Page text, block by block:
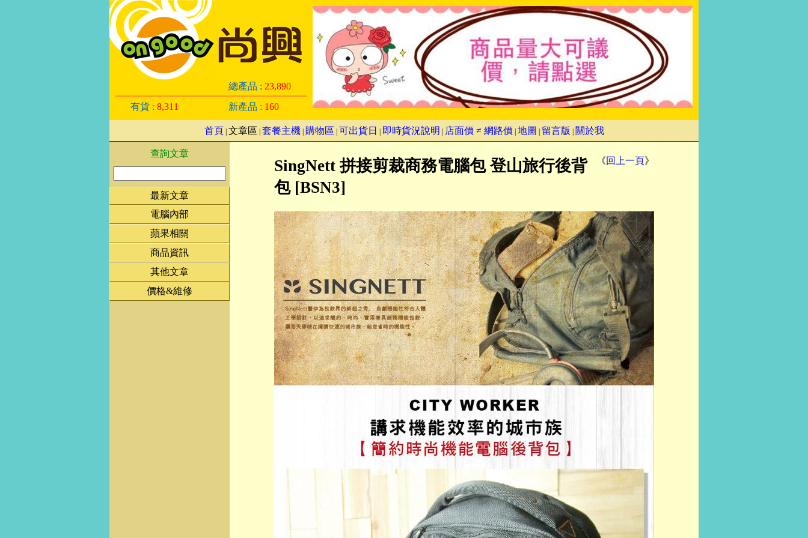
總產品 : 23,890
有貨 : 8,311 新產品 : 160
首頁 文章區 套餐主機| 購物區 可出貨日 即時貨況說明 店面價 ≠ 網路價 地圖 留言版 關於我
查詢文章
最新文章
電腦內部
蘋果相關
商品資訊
其他文章
價格&維修
《回上一頁》
SingNett 拼接剪裁商務電腦包 登山旅行後背
包 [BSN3]